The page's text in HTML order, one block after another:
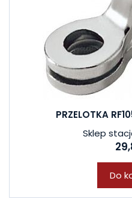
PRZELOTKA
Sklep
Do